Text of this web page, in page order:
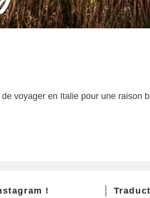
voyager en Italie pour une raison
!